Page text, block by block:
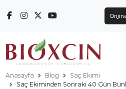
Anasayfa Blog
Saç Ekimi
Saç Ekiminden Sonraki 40 Gün